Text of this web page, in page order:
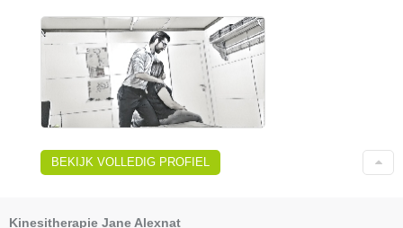
BEKIJK VOLLEDIG PROFIEL
Kinesitherapie Jane Alexnat